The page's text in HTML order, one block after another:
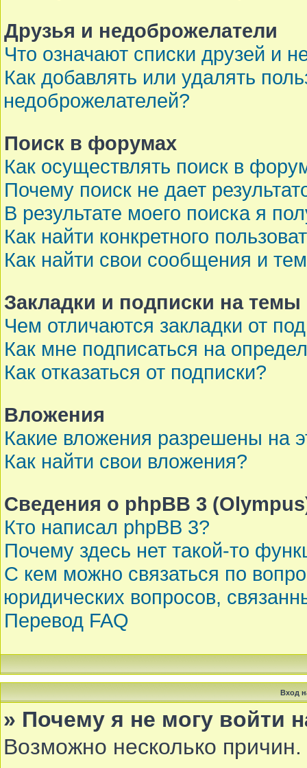
Друзья и недоброжелатели
Что означают списки друзей и
Как добавлять или удалять
недоброжелателей?
Поиск в форумах
Как осуществлять поиск в
Почему поиск не дает
В результате моего поиска я
Как найти конкретного
Как найти свои сообщения и
Закладки и подписки на темы
Чем отличаются закладки от
Как мне подписаться на
Как отказаться от подписки?
Вложения
Какие вложения разрешены на
Как найти свои вложения?
Сведения о phpBB 3
Кто написал phpBB 3?
Почему здесь нет такой-то
С кем можно связаться по
юридических вопросов,
Перевод FAQ
Вход
» Почему я не могу войти
Возможно несколько